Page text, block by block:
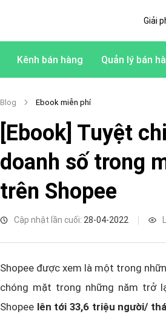
Giải
Kênh bán hàng Quản lý bán
Blog Ebook miễn phí
[Ebook] Tuyệt
doanh số trong
trên Shopee
Cập nhật lần cuối: 28-04-2022
Shopee được xem là một trong
chóng mặt trong những năm trở
Shopee lên tới 33,6 triệu người/